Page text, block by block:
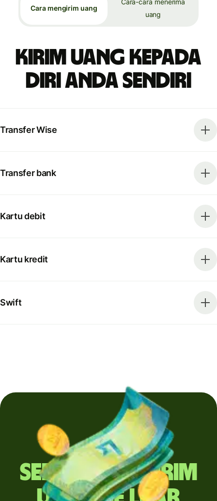
Cara mengirim uang
uang
Kirim uang kepada
diri Anda sendiri
Transfer Wise
Transfer bank
Kartu debit
Kartu kredit
Swift
Sering mengirim